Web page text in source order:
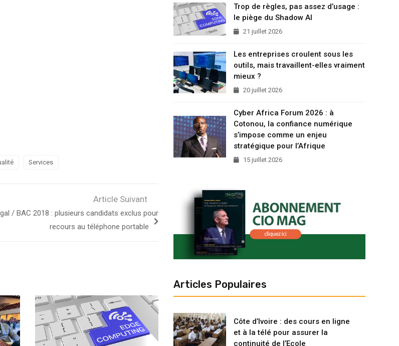
Services
Article Suivant
/ BAC 2018 : plusieurs candidats exclus pour
recours au téléphone portable
Trop de règles, pas assez d’usage :
le piège du Shadow AI
21 juillet 2026
Les entreprises croulent sous les
outils, mais travaillent-elles vraiment
mieux ?
20 juillet 2026
Cyber Africa Forum 2026 : à
Cotonou, la confiance numérique
s’impose comme un enjeu
stratégique pour l’Afrique
15 juillet 2026
Articles Populaires
Côte d’Ivoire : des cours en ligne
et à la télé pour assurer la
continuité de l’Ecole